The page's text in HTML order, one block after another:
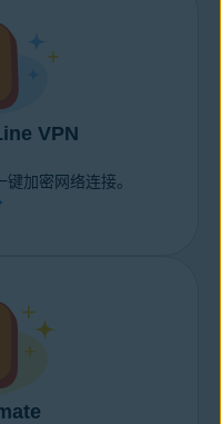
VPN
加密网络连接。